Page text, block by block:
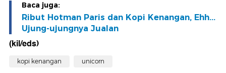
Baca juga:
Ribut Hotman Paris dan Kopi Kenangan, Ehh...
Ujung-ujungnya Jualan
(kil/eds)
kopi kenangan unicorn